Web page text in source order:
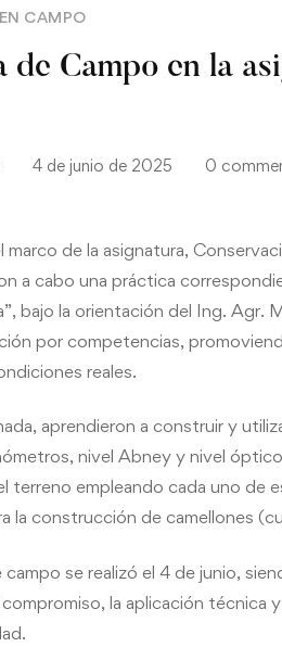
CAMPO
de Campo en la
4 de junio de 2025 0
marco de la asignatura,
a cabo una práctica
bajo la orientación del Ing.
por competencias,
reales.
aprendieron a construir y
nivel Abney y nivel
terreno empleando cada uno de
la construcción de camellones
campo se realizó el 4 de junio,
la aplicación técnica